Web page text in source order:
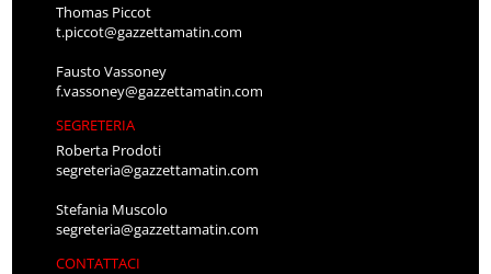
Thomas Piccot
t.piccot@gazzettamatin.com
Fausto Vassoney
f.vassoney@gazzettamatin.com
SEGRETERIA
Roberta Prodoti
segreteria@gazzettamatin.com
Stefania Muscolo
segreteria@gazzettamatin.com
CONTATTACI